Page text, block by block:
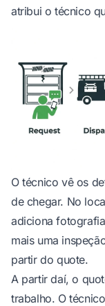
atribui o técnico
O técnico vê os
de chegar. No
adiciona
mais uma
partir do quote.
A partir daí, o
trabalho. O